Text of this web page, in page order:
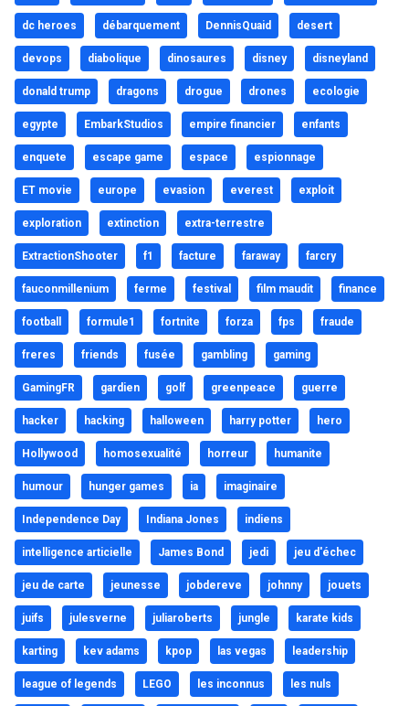
dc heroes débarquement DennisQuaid desert
devops diabolique dinosaures disney disneyland
donald trump dragons drogue drones ecologie
egypte EmbarkStudios empire financier enfants
enquete escape game espace espionnage
ET movie europe evasion everest exploit
exploration extinction extra-terrestre
ExtractionShooter f1 facture faraway farcry
fauconmillenium ferme festival film maudit finance
football formule1 fortnite forza fps fraude
freres friends fusée gambling gaming
GamingFR gardien golf greenpeace guerre
hacker hacking halloween harry potter hero
Hollywood homosexualité horreur humanite
humour hunger games ia imaginaire
Independence Day Indiana Jones indiens
intelligence articielle James Bond jedi jeu d'échec
jeu de carte jeunesse jobdereve johnny jouets
juifs julesverne juliaroberts jungle karate kids
karting kev adams kpop las vegas leadership
league of legends LEGO les inconnus les nuls